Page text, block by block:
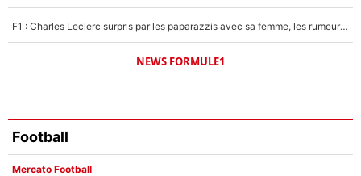
F1 : Charles Leclerc surpris par les paparazzis avec sa femme, les rumeurs étaient vraies !
NEWS FORMULE1
Football
Mercato Football